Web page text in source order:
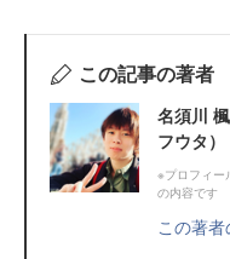
この記事の著者
名須川
フウタ）
※プロフィー
の内容です
この著